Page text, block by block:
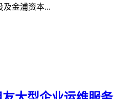
及金浦资本...